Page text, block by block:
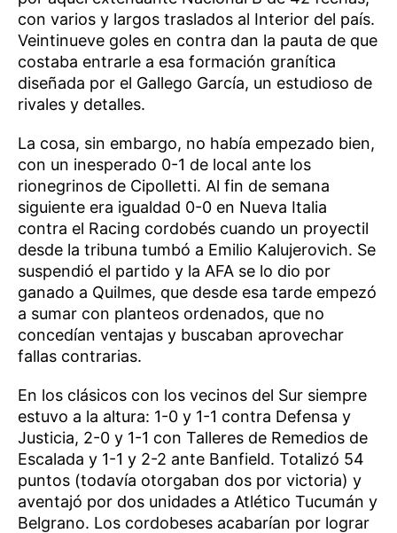
con varios y largos traslados al Interior del país.
Veintinueve goles en contra dan la pauta de que
costaba entrarle a esa formación granítica
diseñada por el Gallego García, un estudioso de
rivales y detalles.
La cosa, sin embargo, no había empezado bien,
con un inesperado 0-1 de local ante los
rionegrinos de Cipolletti. Al fin de semana
siguiente era igualdad 0-0 en Nueva Italia
contra el Racing cordobés cuando un proyectil
desde la tribuna tumbó a Emilio Kalujerovich. Se
suspendió el partido y la AFA se lo dio por
ganado a Quilmes, que desde esa tarde empezó
a sumar con planteos ordenados, que no
concedían ventajas y buscaban aprovechar
fallas contrarias.
En los clásicos con los vecinos del Sur siempre
estuvo a la altura: 1-0 y 1-1 contra Defensa y
Justicia, 2-0 y 1-1 con Talleres de Remedios de
Escalada y 1-1 y 2-2 ante Banfield. Totalizó 54
puntos (todavía otorgaban dos por victoria) y
aventajó por dos unidades a Atlético Tucumán y
Belgrano. Los cordobeses acabarían por lograr